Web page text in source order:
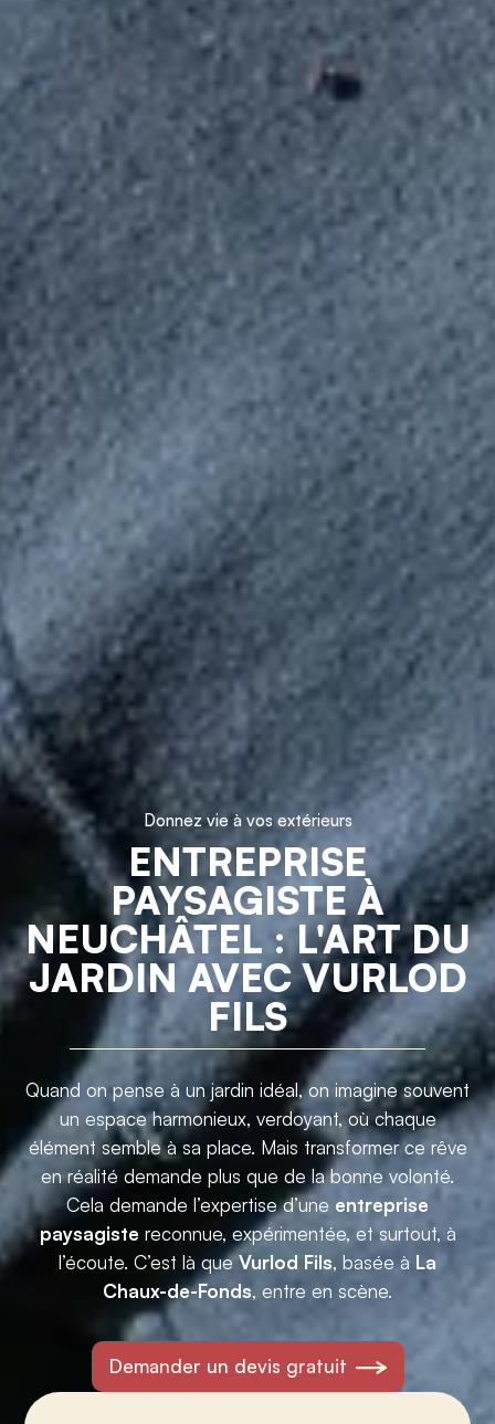
Donnez vie à vos extérieurs
ENTREPRISE
PAYSAGISTE À
NEUCHÂTEL : L'ART DU
JARDIN AVEC VURLOD
FILS
Quand on pense à un jardin idéal, on imagine souvent
un espace harmonieux, verdoyant, où chaque
élément semble à sa place. Mais transformer ce rêve
en réalité demande plus que de la bonne volonté.
Cela demande l’expertise d’une entreprise
paysagiste reconnue, expérimentée, et surtout, à
l’écoute. C’est là queVurlod Fils, basée à La
Chaux-de-Fonds, entre en scène.
Demander un devis gratuit